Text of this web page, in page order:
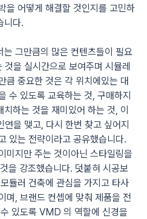
을 어떻게 해결할 것인지를 고민하
니다.
그만큼의 많은 컨텐츠들이 필요
을 실시간으로 보여주며 시뮬레
큼 중요한 것은 각 위치에있는 대
수 있도록 교육하는 것, 구매하지
하는 것을 재미있어 하는 것, 이
을 맺고, 다시 한번 찾고 싶어지
있는 전략이라고 공유했습니다.
미지만 주는 것이아닌 스타일링을
을 강조했습니다. 덧붙혀 시공보
듈러 건축에 관심을 가지고 타사
며, 브랜드 컨셉에 맞춰 제품을 전
있도록 VMD 의 역할에 신경을